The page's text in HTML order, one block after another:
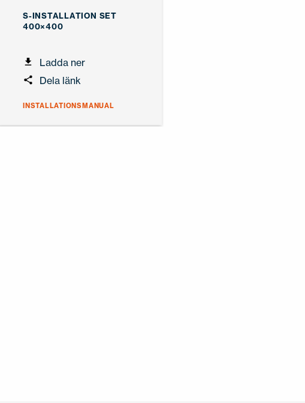
S-INSTALLATION SET
400×400
Ladda ner
Dela länk
INSTALLATIONSMANUAL